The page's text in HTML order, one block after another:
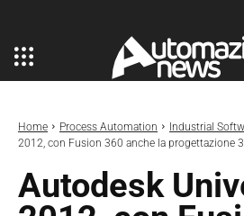
Home Process Automation Industrial
2012, con Fusion 360 anche la progettazione
Autodesk